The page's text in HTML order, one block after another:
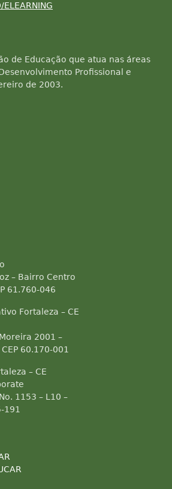
ELEARNING
de Educação que atua nas áreas
Profissional e
de 2003.
– Bairro Centro
61.760-046
Fortaleza – CE
2001 –
60.170-001
– CE
1153 – L10 –
191